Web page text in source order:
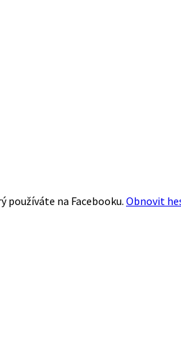
na Facebooku. Obnovit